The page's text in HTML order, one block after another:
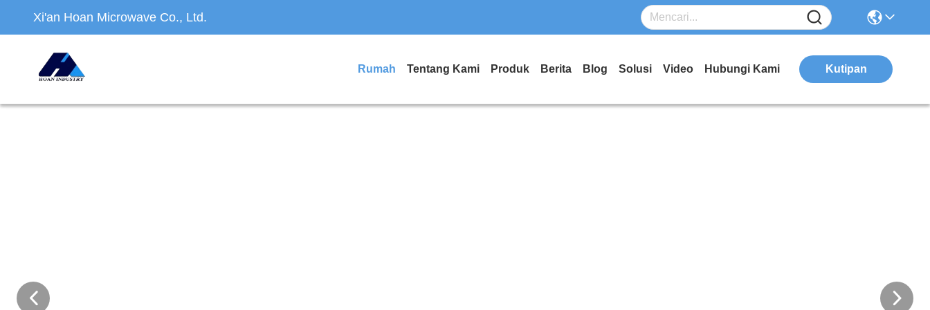
Xi'an Hoan Microwave Co., Ltd.
Rumah Tentang Kami Produk Berita Blog Solusi Video Hubungi Kami Kutipan